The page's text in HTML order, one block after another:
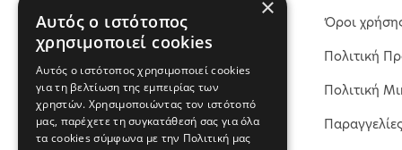
Όροι
Πολιτική
Πολιτική
×
Αυτός ο ιστότοπος
χρησιμοποιεί cookies
Αυτός ο ιστότοπος χρησιμοποιεί cookies
για τη βελτίωση της εμπειρίας των
χρηστών. Χρησιμοποιώντας τον ιστότοπό
μας, παρέχετε τη συγκατάθεσή σας για όλα
τα cookies σύμφωνα με την Πολιτική μας